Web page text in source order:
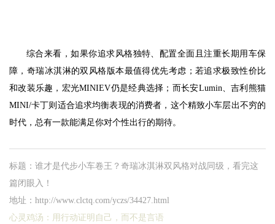
综合来看，如果你追求风格独特、配置全面且注重长期用车保
障，奇瑞冰淇淋的双风格版本最值得优先考虑；若追求极致性价比
和改装乐趣，宏光MINIEV仍是经典选择；而长安Lumin、吉利熊猫
MINI/卡丁则适合追求均衡表现的消费者，这个精致小车层出不穷的
时代，总有一款能满足你对个性出行的期待。
标题：谁才是代步小车卷王？奇瑞冰淇淋双风格对战同级，看完这
篇闭眼入！
地址：http://www.clctq.com/yczs/34427.html
心灵鸡汤： 用行动证明自己，而不是言语